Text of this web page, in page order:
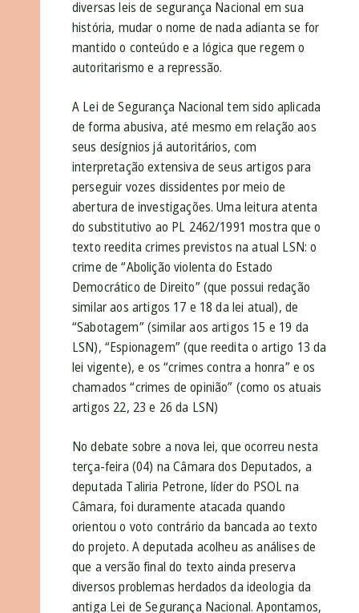
diversas leis de segurança Nacional em sua
história, mudar o nome de nada adianta se for
mantido o conteúdo e a lógica que regem o
autoritarismo e a repressão.
A Lei de Segurança Nacional tem sido aplicada
de forma abusiva, até mesmo em relação aos
seus desígnios já autoritários, com
interpretação extensiva de seus artigos para
perseguir vozes dissidentes por meio de
abertura de investigações. Uma leitura atenta
do substitutivo ao PL 2462/1991 mostra que o
texto reedita crimes previstos na atual LSN: o
crime de “Abolição violenta do Estado
Democrático de Direito” (que possui redação
similar aos artigos 17 e 18 da lei atual), de
“Sabotagem” (similar aos artigos 15 e 19 da
LSN), “Espionagem” (que reedita o artigo 13 da
lei vigente), e os “crimes contra a honra” e os
chamados “crimes de opinião” (como os atuais
artigos 22, 23 e 26 da LSN)
No debate sobre a nova lei, que ocorreu nesta
terça-feira (04) na Câmara dos Deputados, a
deputada Taliria Petrone, líder do PSOL na
Câmara, foi duramente atacada quando
orientou o voto contrário da bancada ao texto
do projeto. A deputada acolheu as análises de
que a versão final do texto ainda preserva
diversos problemas herdados da ideologia da
antiga Lei de Segurança Nacional. Apontamos,